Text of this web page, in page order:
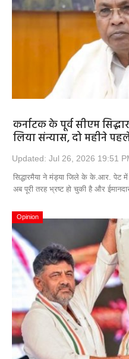
Opinion
Health & Lifestyle
Photo Gallery
कर्नाटक के पूर्व सीएम
लिया संन्यास, दो महीने
Updated: Jul 26, 2026 19:51
सिद्धारमैया ने मंड्या जिले के के.आर. पेट
अब पूरी तरह भ्रष्ट हो चुकी है और
Opinion